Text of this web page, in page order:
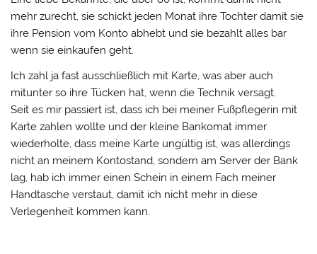
mehr zurecht, sie schickt jeden Monat ihre Tochter damit sie
ihre Pension vom Konto abhebt und sie bezahlt alles bar
wenn sie einkaufen geht.
Ich zahl ja fast ausschließlich mit Karte, was aber auch
mitunter so ihre Tücken hat, wenn die Technik versagt.
Seit es mir passiert ist, dass ich bei meiner Fußpflegerin mit
Karte zahlen wollte und der kleine Bankomat immer
wiederholte, dass meine Karte ungültig ist, was allerdings
nicht an meinem Kontostand, sondern am Server der Bank
lag, hab ich immer einen Schein in einem Fach meiner
Handtasche verstaut, damit ich nicht mehr in diese
Verlegenheit kommen kann.